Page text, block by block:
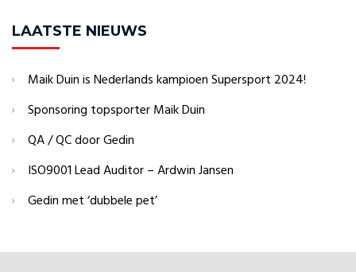
LAATSTE NIEUWS
Maik Duin is Nederlands kampioen Supersport 2024!
Sponsoring topsporter Maik Duin
QA / QC door Gedin
ISO9001 Lead Auditor – Ardwin Jansen
Gedin met ‘dubbele pet’